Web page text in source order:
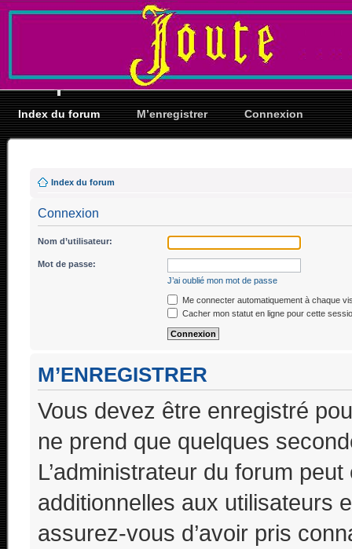
Index du forum M’enregistrer Connexion
Index du forum
Connexion
Nom d’utilisateur:
Mot de passe:
J’ai oublié mon mot de passe
Me connecter automatiquement à chaque
Cacher mon statut en ligne pour cette
M’ENREGISTRER
Vous devez être enregistré
ne prend que quelques
L’administrateur du forum
additionnelles aux utilisateurs
assurez-vous d’avoir pris